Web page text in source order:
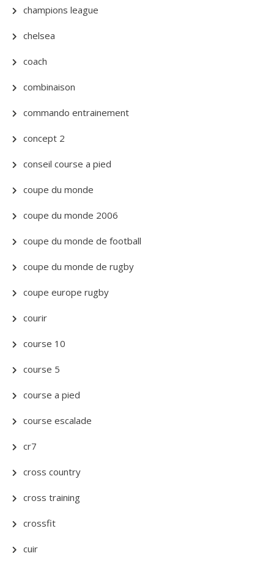
champions league
chelsea
coach
combinaison
commando entrainement
concept 2
conseil course a pied
coupe du monde
coupe du monde 2006
coupe du monde de football
coupe du monde de rugby
coupe europe rugby
courir
course 10
course 5
course a pied
course escalade
cr7
cross country
cross training
crossfit
cuir